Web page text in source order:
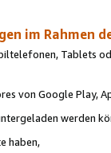
im Rahmen
Tablets
von Google Play,
werden
haben,